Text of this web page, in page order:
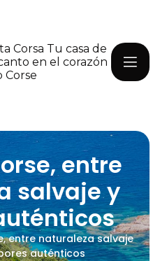
Corsa Tu casa de
en el corazón
Corse
entre
salvaje y
entre naturaleza salvaje
auténticos